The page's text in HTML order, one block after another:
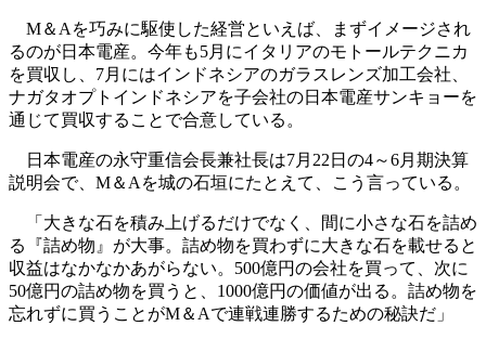
M＆Aを巧みに駆使した経営といえば、まずイメージされ
るのが日本電産。今年も5月にイタリアのモトールテクニカ
を買収し、7月にはインドネシアのガラスレンズ加工会社、
ナガタオプトインドネシアを子会社の日本電産サンキョーを
通じて買収することで合意している。
日本電産の永守重信会長兼社長は7月22日の4～6月期決算
説明会で、M＆Aを城の石垣にたとえて、こう言っている。
「大きな石を積み上げるだけでなく、間に小さな石を詰め
る『詰め物』が大事。詰め物を買わずに大きな石を載せると
収益はなかなかあがらない。500億円の会社を買って、次に
50億円の詰め物を買うと、1000億円の価値が出る。詰め物を
忘れずに買うことがM＆Aで連戦連勝するための秘訣だ」